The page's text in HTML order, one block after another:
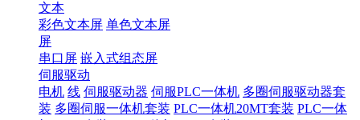
文本
彩色文本屏 单色文本屏
屏
串口屏 嵌入式组态屏
伺服驱动
电机 线 伺服驱动器 伺服PLC一体机 多圈伺服驱动器套
装 多圈伺服一体机套装 PLC一体机20MT套装 PLC一体